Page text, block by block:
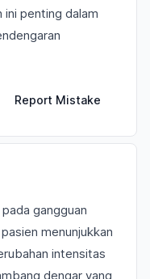
ini penting dalam
Report Mistake
gangguan
menunjukkan
intensitas
dengar yang